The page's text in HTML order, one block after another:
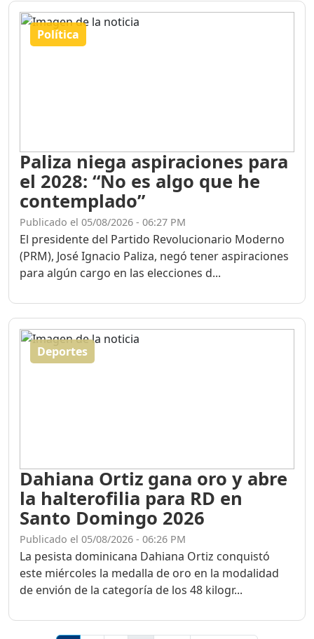
Política
Paliza niega aspiraciones para
el 2028: “No es algo que he
contemplado”
Publicado el 05/08/2026 - 06:27 PM
El presidente del Partido Revolucionario Moderno
(PRM), José Ignacio Paliza, negó tener aspiraciones
para algún cargo en las elecciones d...
Deportes
Dahiana Ortiz gana oro y abre
la halterofilia para RD en
Santo Domingo 2026
Publicado el 05/08/2026 - 06:26 PM
La pesista dominicana Dahiana Ortiz conquistó
este miércoles la medalla de oro en la modalidad
de envión de la categoría de los 48 kilogr...